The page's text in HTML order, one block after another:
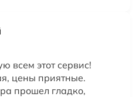
всем этот сервис!
цены приятные.
прошел гладко,